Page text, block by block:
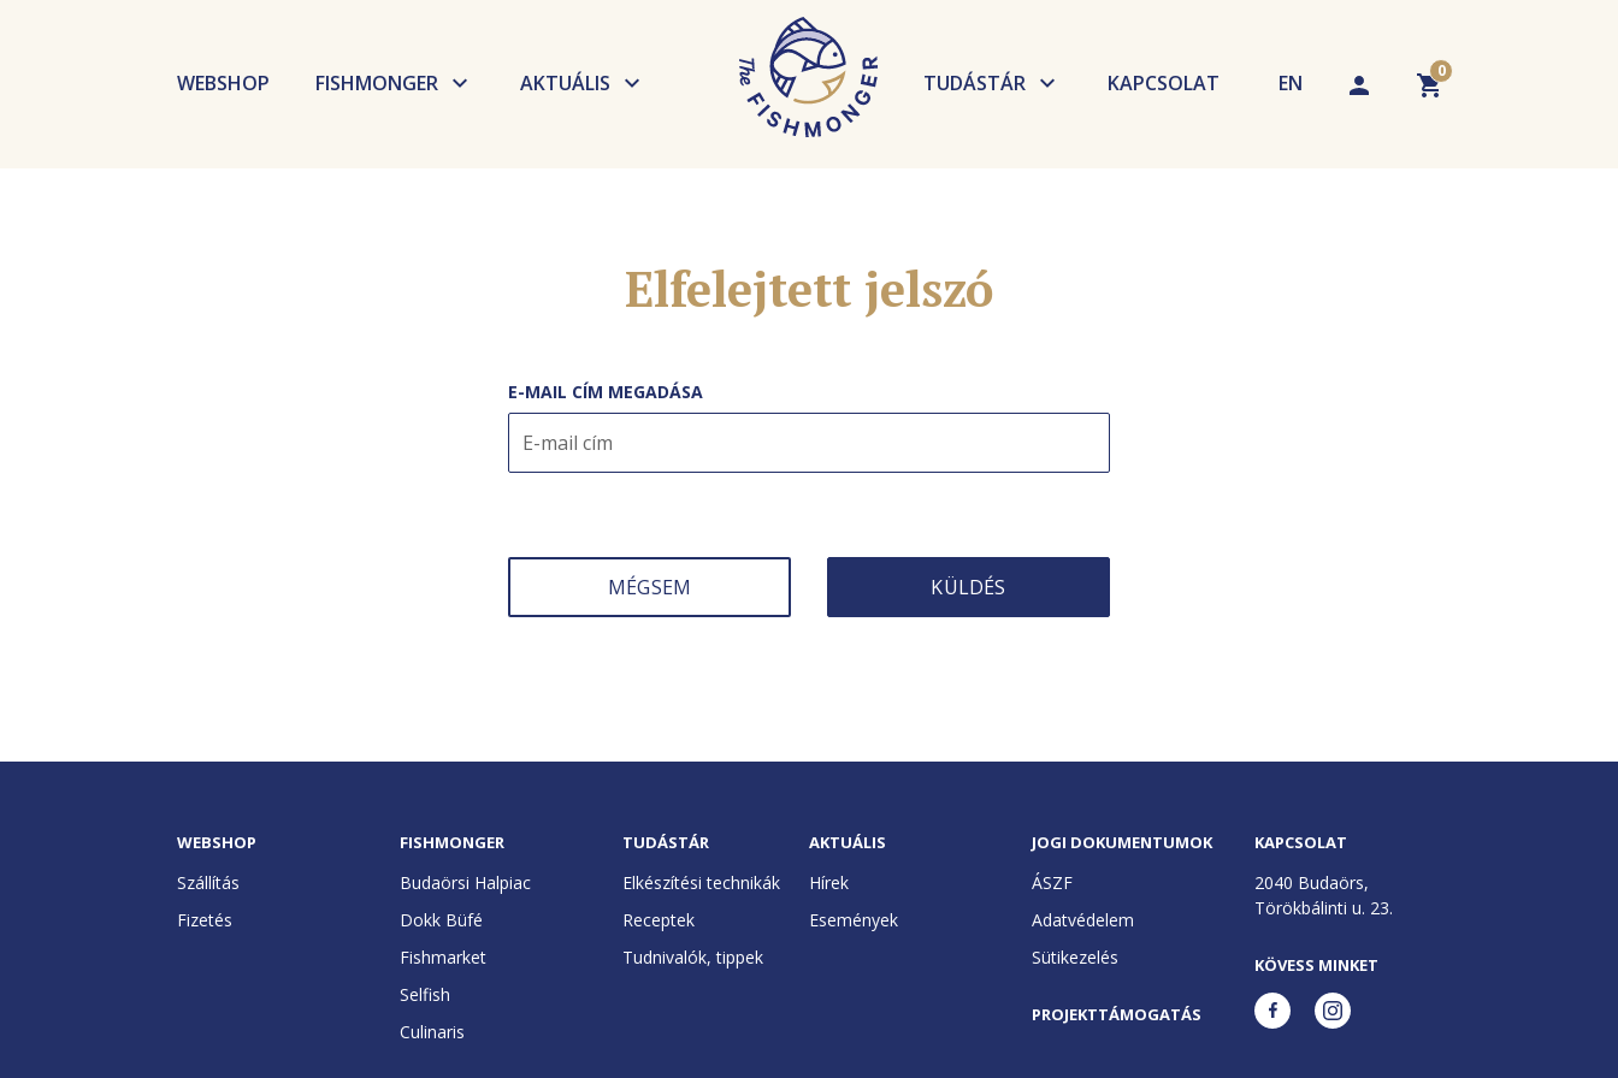
WEBSHOP FISHMONGER AKTUÁLIS TUDÁSTÁR
Tudnivalók, tippek
KAPCSOLAT 0
EN
Elfelejtett jelszó
E-MAIL CÍM MEGADÁSA
MÉGSEM KÜLDÉS
WEBSHOP
Szállítás
Fizetés
FISHMONGER
Budaörsi Halpiac
Dokk Büfé
Fishmarket
Selfish
Culinaris
TUDÁSTÁR
Elkészítési technikák
Receptek
Tudnivalók, tippek
AKTUÁLIS
Hírek
Események
JOGI DOKUMENTUMOK
ÁSZF
Adatvédelem
Sütikezelés
PROJEKTTÁMOGATÁS
KAPCSOLAT
2040 Budaörs,
Törökbálinti u. 23.
KÖVESS MINKET